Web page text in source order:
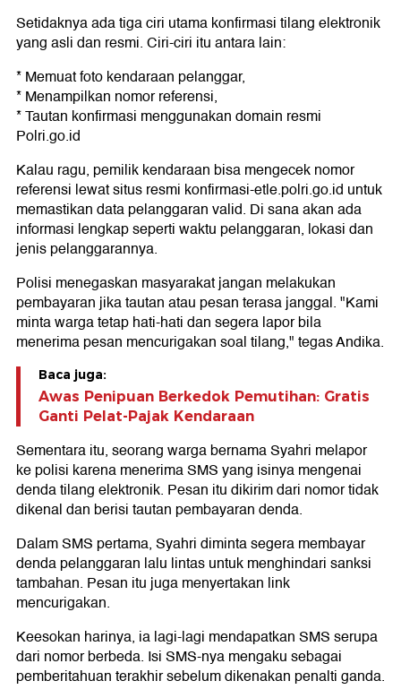
Setidaknya ada tiga ciri utama konfirmasi tilang elektronik
yang asli dan resmi. Ciri-ciri itu antara lain:
* Memuat foto kendaraan pelanggar,
* Menampilkan nomor referensi,
* Tautan konfirmasi menggunakan domain resmi
Polri.go.id
Kalau ragu, pemilik kendaraan bisa mengecek nomor
referensi lewat situs resmi konfirmasi-etle.polri.go.id untuk
memastikan data pelanggaran valid. Di sana akan ada
informasi lengkap seperti waktu pelanggaran, lokasi dan
jenis pelanggarannya.
Polisi menegaskan masyarakat jangan melakukan
pembayaran jika tautan atau pesan terasa janggal. "Kami
minta warga tetap hati-hati dan segera lapor bila
menerima pesan mencurigakan soal tilang," tegas Andika.
Baca juga:
Awas Penipuan Berkedok Pemutihan: Gratis
Ganti Pelat-Pajak Kendaraan
Sementara itu, seorang warga bernama Syahri melapor
ke polisi karena menerima SMS yang isinya mengenai
denda tilang elektronik. Pesan itu dikirim dari nomor tidak
dikenal dan berisi tautan pembayaran denda.
Dalam SMS pertama, Syahri diminta segera membayar
denda pelanggaran lalu lintas untuk menghindari sanksi
tambahan. Pesan itu juga menyertakan link
mencurigakan.
Keesokan harinya, ia lagi-lagi mendapatkan SMS serupa
dari nomor berbeda. Isi SMS-nya mengaku sebagai
pemberitahuan terakhir sebelum dikenakan penalti ganda.